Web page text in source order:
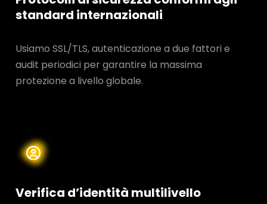
standard internazionali
Usiamo SSL/TLS, autenticazione a due fattori e
audit periodici per garantire la massima
protezione a livello globale.
Verifica d’identità multilivello